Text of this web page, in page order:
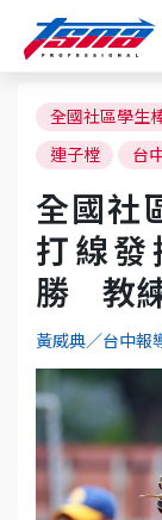
全國社區學生
連子樘
台
全國社
打線
勝 教
黃威典／台中報